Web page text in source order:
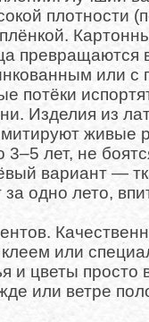
плотности
превращаются
или с
потёки
Изделия из
живые
лет, не
вариант —
одно лето,
клеем или
и цветы просто
или ветре